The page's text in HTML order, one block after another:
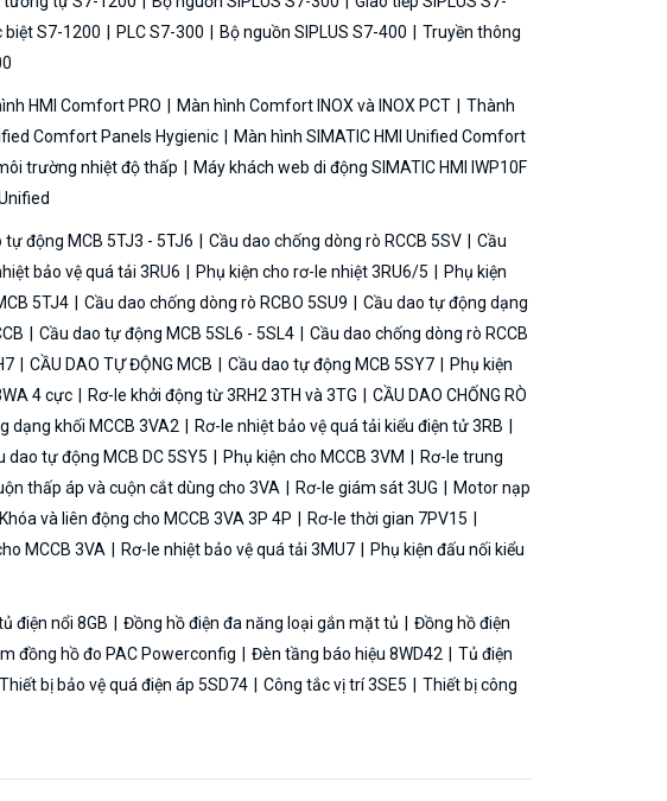
biệt S7-1200 PLC S7-300 Bộ nguồn SIPLUS S7-400
Truyền thông
HMI Comfort PRO Màn hình Comfort INOX và INOX PCT
Thành
Comfort Panels Hygienic
Màn hình SIMATIC HMI Unified Comfort
trường nhiệt độ thấp
Máy khách web di động SIMATIC HMI IWP10F
tự động MCB 5TJ3 - 5TJ6 Cầu dao chống dòng rò RCCB 5SV
Cầu
bảo vệ quá tải 3RU6 Phụ kiện cho rơ-le nhiệt 3RU6/5
Phụ kiện
5TJ4 Cầu dao chống dòng rò RCBO 5SU9
Cầu dao tự động dạng
Cầu dao tự động MCB 5SL6 - 5SL4
Cầu dao chống dòng rò RCCB
CẦU DAO TỰ ĐỘNG MCB Cầu dao tự động MCB 5SY7
Phụ kiện
4 cực Rơ-le khởi động từ 3RH2 3TH và 3TG
CẦU DAO CHỐNG RÒ
dạng khối MCCB 3VA2
Rơ-le nhiệt bảo vệ quá tải kiểu điện tử 3RB
dao tự động MCB DC 5SY5 Phụ kiện cho MCCB 3VM
Rơ-le trung
thấp áp và cuộn cắt dùng cho 3VA Rơ-le giám sát 3UG
Motor nạp
Khóa và liên động cho MCCB 3VA 3P 4P
Rơ-le thời gian 7PV15
MCCB 3VA Rơ-le nhiệt bảo vệ quá tải 3MU7
Phụ kiện đấu nối kiểu
điện nổi 8GB Đồng hồ điện đa năng loại gắn mặt tủ
Đồng hồ điện
đồng hồ đo PAC Powerconfig Đèn tầng báo hiệu 8WD42
Tủ điện
Thiết bị bảo vệ quá điện áp 5SD74 Công tắc vị trí 3SE5
Thiết bị công